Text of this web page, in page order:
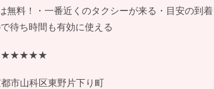
無料！・一番近くのタクシーが来る・目安の到着
待ち時間も有効に使える
★★★★★
都市山科区東野片下り町